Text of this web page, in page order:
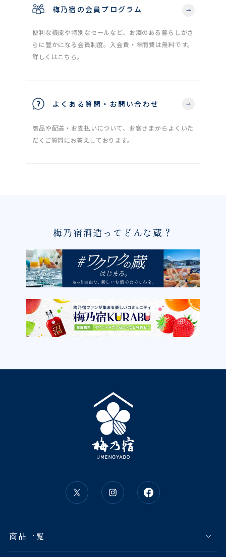
梅乃宿の会員プログラム
便利な機能や特別なセールなど、お酒のある暮らしがさ
らに豊かになる会員制度。入会費・年間費は無料です。
詳しくはこちら。
よくある質問・お問い合わせ
商品や配送・お支払いについて、お客さまからよくいた
だくご質問にお答えしております。
梅乃宿酒造ってどんな蔵？
商品一覧